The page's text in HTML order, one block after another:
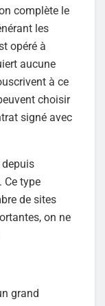
complète le
les
opéré à
aucune
à ce
choisir
signé avec
depuis
Ce type
de sites
on ne
grand